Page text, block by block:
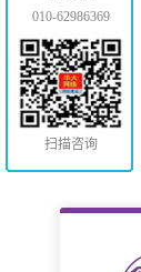
010-62986369
扫描咨询